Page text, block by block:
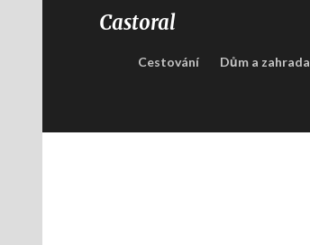
Castoral
Cestování Dům a zahrada